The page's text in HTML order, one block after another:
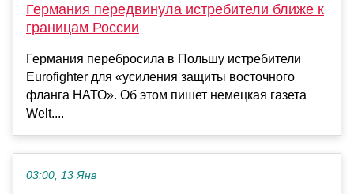
Германия передвинула истребители ближе к
границам России
Германия перебросила в Польшу истребители
Eurofighter для «усиления защиты восточного
фланга НАТО». Об этом пишет немецкая газета
Welt....
03:00, 13 Янв